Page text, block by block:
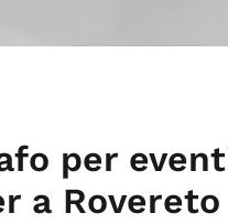
per
a Rovereto